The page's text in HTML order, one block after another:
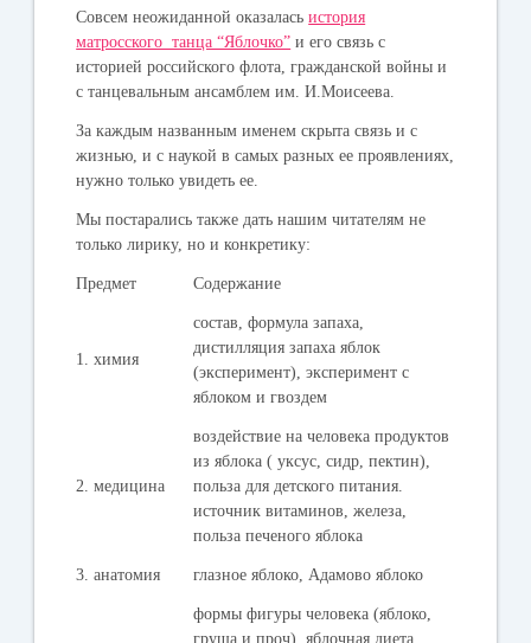
Совсем неожиданной оказаласьистория
матросского танца “Яблочко” и его связь с
историей российского флота, гражданской войны и
с танцевальным ансамблем им. И.Моисеева.
За каждым названным именем скрыта связь и с
жизнью, и с наукой в самых разных ее проявлениях,
нужно только увидеть ее.
Мы постарались также дать нашим читателям не
только лирику, но и конкретику:
Предмет Содержание
1. химия
состав, формула запаха,
дистилляция запаха яблок
(эксперимент), эксперимент с
яблоком и гвоздем
2. медицина
воздействие на человека продуктов
из яблока ( уксус, сидр, пектин),
польза для детского питания.
источник витаминов, железа,
польза печеного яблока
3. анатомия глазное яблоко, Адамово яблоко
формы фигуры человека (яблоко,
груша и проч), яблочная диета,